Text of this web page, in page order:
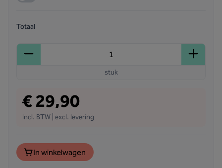
Totaal
stuk
€ 29,90
Incl. BTW | excl. levering
In winkelwagen